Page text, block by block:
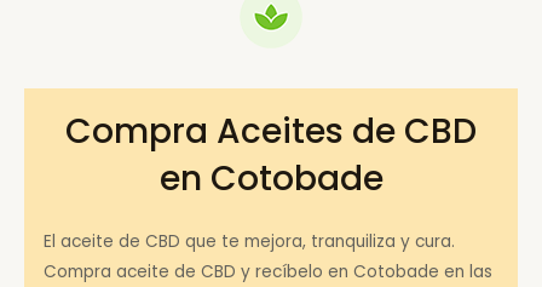
Compra Aceites de CBD
en Cotobade
El aceite de CBD que te mejora, tranquiliza y cura.
Compra aceite de CBD y recíbelo en Cotobade en las